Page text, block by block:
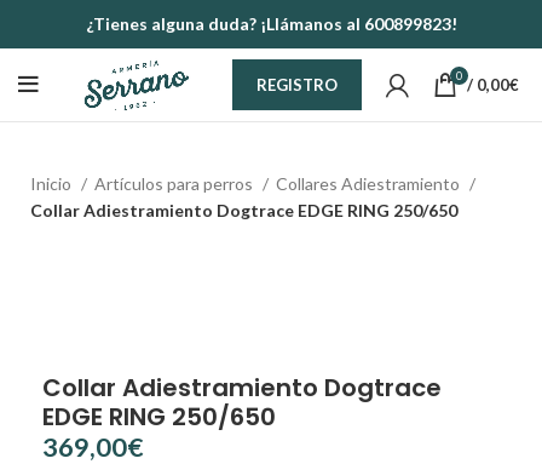
¿Tienes alguna duda? ¡Llámanos al 600899823!
REGISTRO 0 / 0,00€
Inicio Artículos para perros
Collares Adiestramiento
Collar Adiestramiento Dogtrace EDGE RING 250/650
Collar Adiestramiento Dogtrace
EDGE RING 250/650
€